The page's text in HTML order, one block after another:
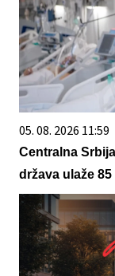
05. 08. 2026 11:59
Centralna
država ulaže